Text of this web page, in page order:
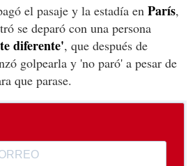
el pasaje y la estadía en París,
se deparó con una persona
diferente', que después de
golpearla y 'no paró' a pesar de
que parase.